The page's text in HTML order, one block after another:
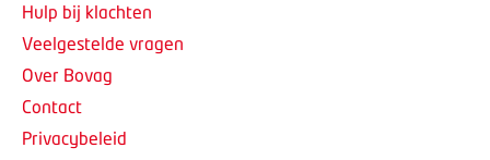
Hulp bij klachten
Veelgestelde vragen
Over Bovag
Contact
Privacybeleid